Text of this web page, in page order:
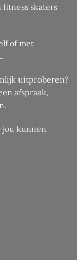
skaters
of met
uitproberen?
afspraak,
jou kunnen